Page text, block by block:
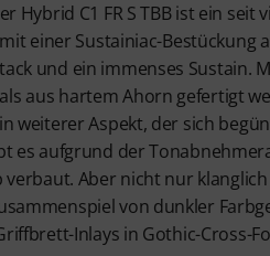
Hybrid C1 FR S TBB ist ein
einer Sustainiac-
und ein immenses Sustain.
aus hartem Ahorn gefertigt
weiterer Aspekt, der sich
es aufgrund der
verbaut. Aber nicht nur
von dunkler
Inlays in Gothic-Cross-